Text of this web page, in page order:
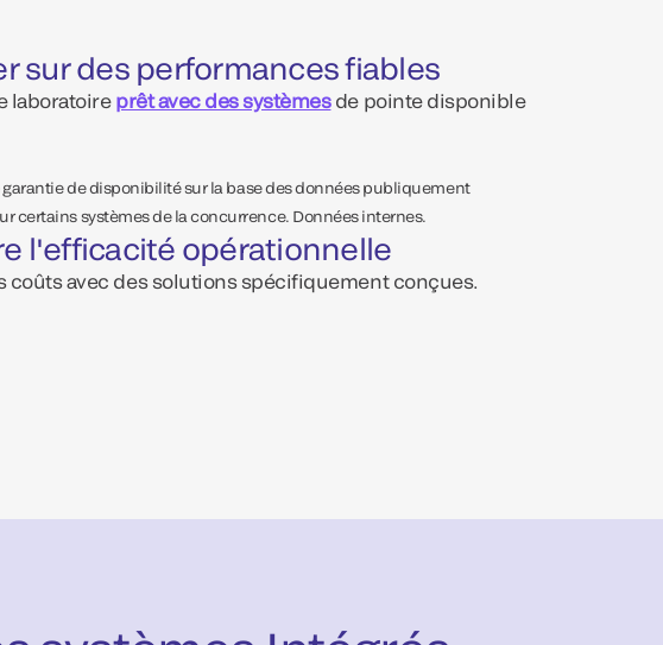
sur des performances fiables
laboratoire prêt avec des systèmesde pointe disponible
garantie de disponibilité sur la base des données publiquement
certains systèmes de la concurrence. Données internes.
l'efficacité opérationnelle
coûts avec des solutions spécifiquement conçues.